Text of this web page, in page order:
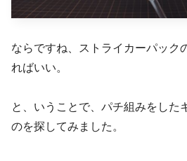
ならですね、ストライカーパック
ればいい。
と、いうことで、パチ組みをした
のを探してみました。